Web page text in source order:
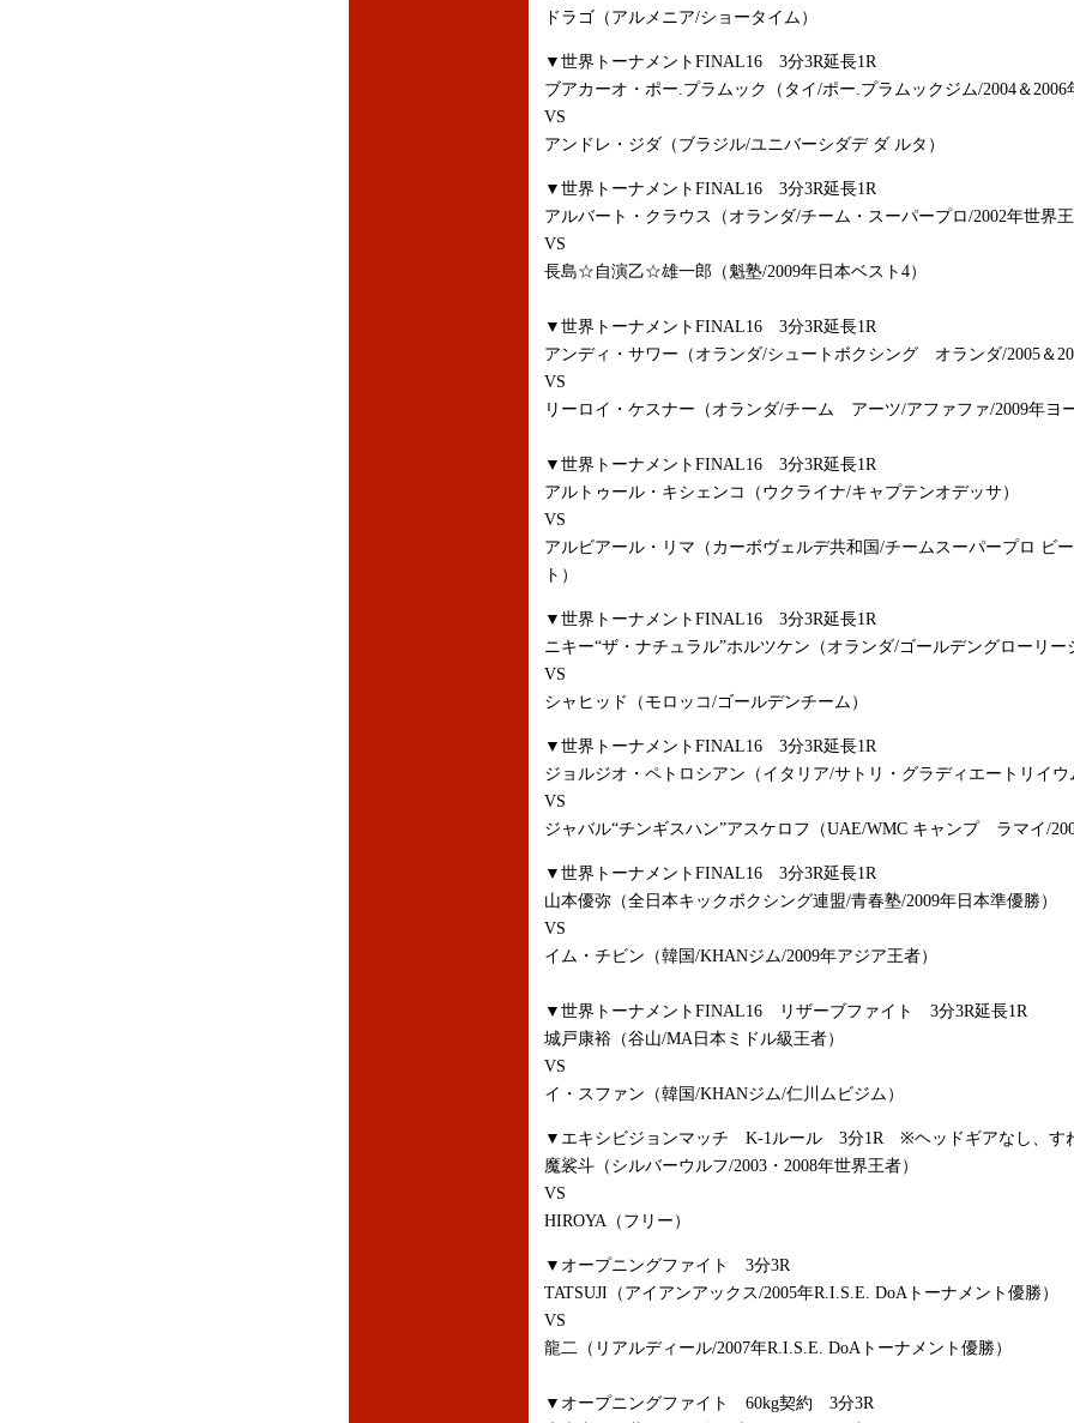
ドラゴ（アルメニア/ショータイム）
▼世界トーナメントFINAL16 3分3R延長1R
ブアカーオ・ポー.プラムック（タイ/ポー.プラムックジム/2004＆2006
VS
アンドレ・ジダ（ブラジル/ユニバーシダデ ダ ルタ）
▼世界トーナメントFINAL16 3分3R延長1R
アルバート・クラウス（オランダ/チーム・スーパープロ/2002年世界王
VS
長島☆自演乙☆雄一郎 （魁塾/2009年日本ベスト4）
▼世界トーナメントFINAL16 3分3R延長1R
アンディ・サワー（オランダ/シュートボクシング オランダ/2005＆
VS
リーロイ・ケスナー（オランダ/チーム アーツ/アファファ/2009年ヨ
▼世界トーナメントFINAL16 3分3R延長1R
アルトゥール・キシェンコ（ウクライナ/キャプテンオデッサ）
VS
アルビアール・リマ（カーボヴェルデ共和国/チームスーパープロ ビ
ト）
▼世界トーナメントFINAL16 3分3R延長1R
ニキー“ザ・ナチュラル”ホルツケン（オランダ/ゴールデングローリー
VS
シャヒッド（モロッコ/ゴールデンチーム）
▼世界トーナメントFINAL16 3分3R延長1R
ジョルジオ・ペトロシアン（イタリア/サトリ・グラディエートリイウ
VS
ジャバル“チンギスハン”アスケロフ（UAE/WMC キャンプ ラマイ/
▼世界トーナメントFINAL16 3分3R延長1R
山本優弥（全日本キックボクシング連盟/青春塾/2009年日本準優勝）
VS
イム・チビン（韓国/KHANジム/2009年アジア王者）
▼世界トーナメントFINAL16 リザーブファイト 3分3R延長1R
城戸康裕（谷山/MA日本ミドル級王者）
VS
イ・スファン（韓国/KHANジム/仁川ムビジム）
▼エキシビジョンマッチ K-1ルール 3分1R ※ヘッドギアなし、す
魔裟斗（シルバーウルフ/2003・2008年世界王者）
VS
HIROYA（フリー）
▼オープニングファイト 3分3R
TATSUJI（アイアンアックス/2005年R.I.S.E. DoAトーナメント優勝）
VS
龍二（リアルディール/2007年R.I.S.E. DoAトーナメント優勝）
▼オープニングファイト 60kg契約 3分3R